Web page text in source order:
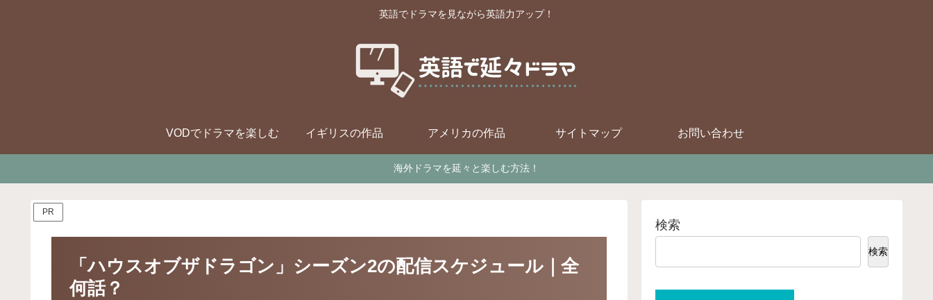
英語でドラマを見ながら英語力アップ！
VODでドラマを楽しむ イギリスの作品 アメリカの作品 サイトマップ お問い合わせ
海外ドラマを延々と楽しむ方法！
PR
「ハウスオブザドラゴン」シーズン2の配信スケジュール｜全
何話？
検索
検索